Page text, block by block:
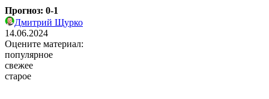
Прогноз: 0-1
Дмитрий Щурко
14.06.2024
Оцените материал:
популярное
свежее
старое